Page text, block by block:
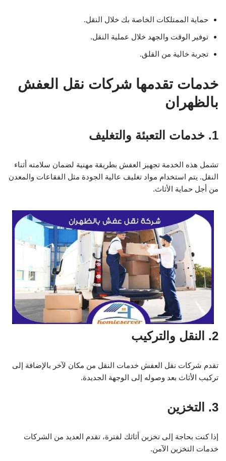
حماية الممتلكات الخاصة بك خلال النقل.
توفير الوقت والجهد خلال عملية النقل.
تجربة خالية من القلق.
خدمات تقدمها شركات نقل العفش
بالظهران
1. خدمات التعبئة والتغليف
تشمل هذه الخدمة تجهيز العفش بطريقة مهنية لضمان سلامته أثناء
النقل. يتم استخدام مواد تغليف عالية الجودة مثل الفقاعات والمعدن
من أجل حماية الأثاث.
2. النقل والتركيب
تقدم شركات نقل العفش خدمات النقل من مكان لآخر بالإضافة إلى
تركيب الأثاث بعد وصوله إلى الوجهة الجديدة.
3. التخزين
إذا كنت بحاجة إلى تخزين أثاثك لفترة، تقدم العديد من الشركات
خدمات التخزين الآمن.